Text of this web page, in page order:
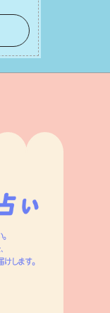
りブ
り替
らす
します。